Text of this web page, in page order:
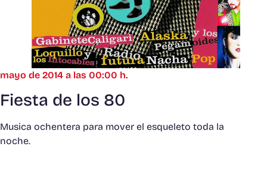
mayo de 2014 a las 00:00 h.
Fiesta de los 80
Musica ochentera para mover el esqueleto toda la
noche.